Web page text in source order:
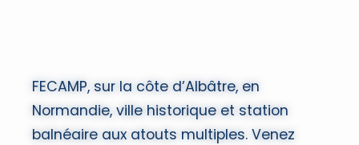
FECAMP, sur la côte d’Albâtre, en
Normandie, ville historique et station
balnéaire aux atouts multiples. Venez